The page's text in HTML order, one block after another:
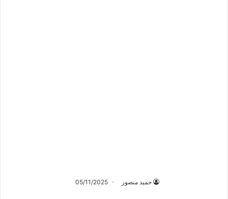
حميد منصور 05/11/2025